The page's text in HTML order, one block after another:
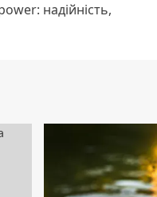
надійність,